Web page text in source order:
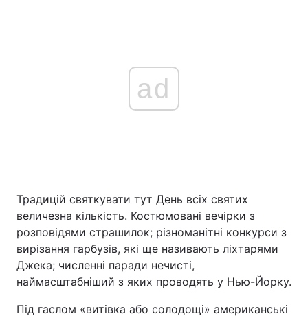
ad
Традицій святкувати тут День всіх святих
величезна кількість. Костюмовані вечірки з
розповідями страшилок; різноманітні конкурси з
вирізання гарбузів, які ще називають ліхтарями
Джека; численні паради нечисті,
наймасштабніший з яких проводять у Нью-Йорку.
Під гаслом «витівка або солодощі» американські